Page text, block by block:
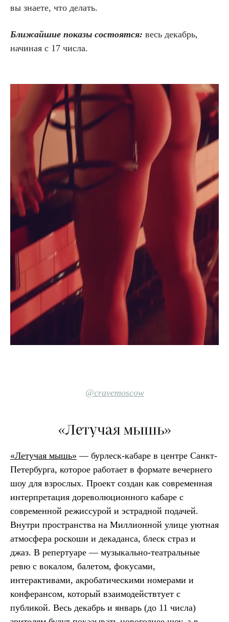
вы знаете, что делать.
Ближайшие показы состоятся: весь декабрь,
начиная с 17 числа.
@cravemoscow
«Летучая мышь»
«Летучая мышь» — бурлеск-кабаре в центре Санкт-
Петербурга, которое работает в формате вечернего
шоу для взрослых. Проект создан как современная
интерпретация дореволюционного кабаре с
современной режиссурой и эстрадной подачей.
Внутри пространства на Миллионной улице уютная
атмосфера роскоши и декаданса, блеск страз и
джаз. В репертуаре — музыкально-театральные
ревю с вокалом, балетом, фокусами,
интерактивами, акробатическими номерами и
конферансом, который взаимодействтует с
публикой. Весь декабрь и январь (до 11 числа)